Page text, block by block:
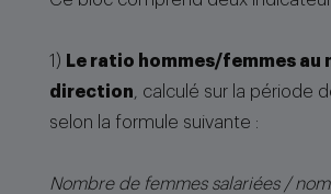
1) Le ratio hommes/femmes au
direction , calculé sur la période
selon la formule suivante :
Nombre de femmes salariées /